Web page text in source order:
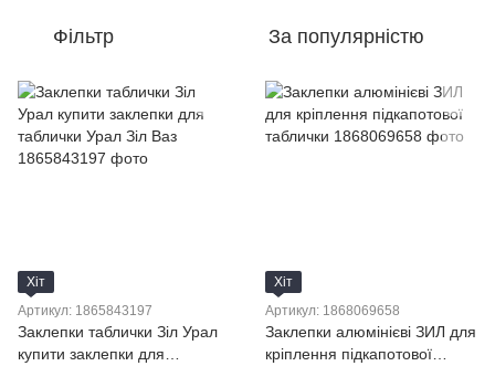
Фільтр За популярністю
Хіт
Артикул: 1865843197
Заклепки таблички Зіл Урал
купити заклепки для
Хіт
Артикул: 1868069658
Заклепки алюмінієві ЗИЛ для
кріплення підкапотової